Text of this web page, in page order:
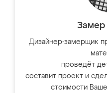
Замер
Дизайнер-замерщик
проведёт
составит проект и
стоимости